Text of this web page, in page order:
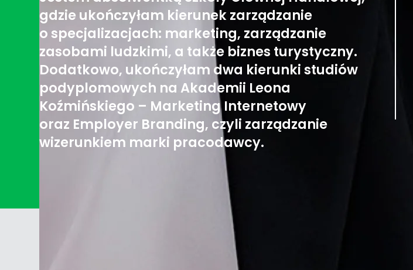
gdzie ukończyłam kierunek zarządzanie
o specjalizacjach: marketing, zarządzanie
zasobami ludzkimi, a także biznes turystyczny.
Dodatkowo, ukończyłam dwa kierunki studiów
podyplomowych na Akademii Leona
Koźmińskiego – Marketing Internetowy
oraz Employer Branding, czyli zarządzanie
wizerunkiem marki pracodawcy.